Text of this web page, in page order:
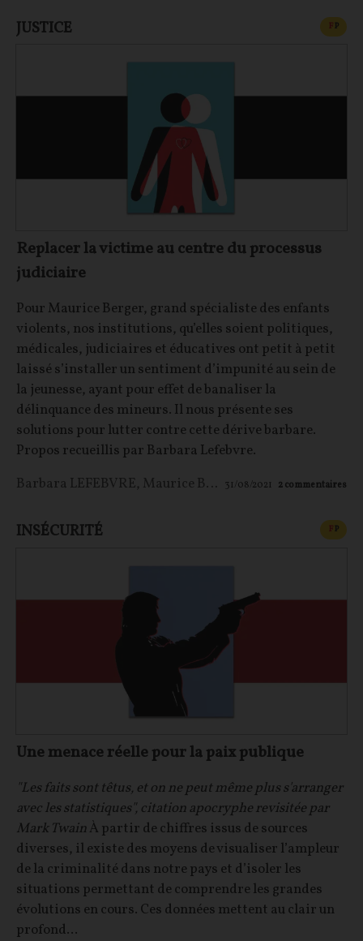
JUSTICE FP
Replacer la victime au centre du processus
judiciaire
Pour Maurice Berger, grand spécialiste des enfants
violents, nos institutions, qu’elles soient politiques,
médicales, judiciaires et éducatives ont petit à petit
laissé s’installer un sentiment d’impunité au sein de
la jeunesse, ayant pour effet de banaliser la
délinquance des mineurs. Il nous présente ses
solutions pour lutter contre cette dérive barbare.
Propos recueillis par Barbara Lefebvre.
Barbara LEFEBVRE, Maurice Berger 31/08/2021 2commentaires
INSÉCURITÉ FP
Une menace réelle pour la paix publique
"Les faits sont têtus, et on ne peut même plus s'arranger
avec les statistiques", citation apocryphe revisitée par
Mark TwainÀ partir de chiffres issus de sources
diverses, il existe des moyens de visualiser l’ampleur
de la criminalité dans notre pays et d’isoler les
situations permettant de comprendre les grandes
évolutions en cours. Ces données mettent au clair un
profond...